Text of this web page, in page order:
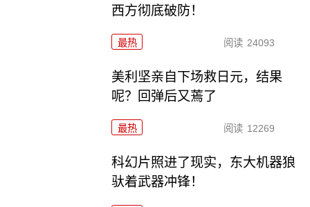
西方彻底破防！
最热 阅读 24093
美利坚亲自下场救日元，结果
呢？回弹后又蔫了
最热 阅读 12269
科幻片照进了现实，东大机器狼
驮着武器冲锋！